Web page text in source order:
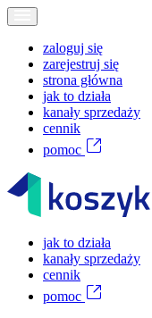
zaloguj się
zarejestruj się
strona główna
jak to działa
kanały sprzedaży
cennik
pomoc
jak to działa
kanały sprzedaży
cennik
pomoc